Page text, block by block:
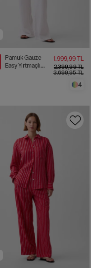
Pamuk Gauze
Easy Yırtmaçlı
2.399,99 TL
3.699,95 TL
1.999,99 TL
4